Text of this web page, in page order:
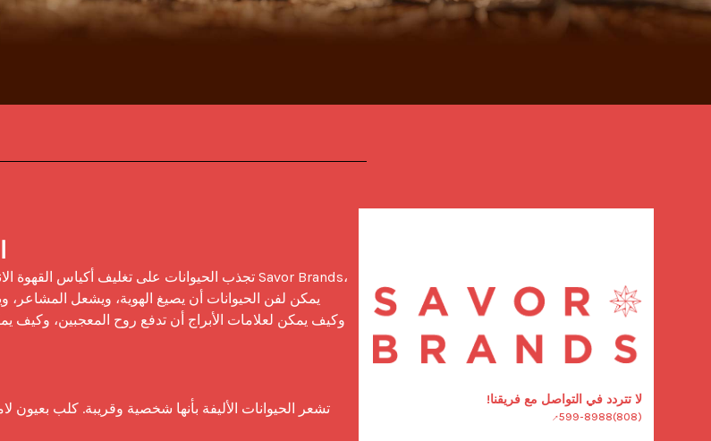
لا تتردد في التواصل مع فريقنا!
(808)599-8988